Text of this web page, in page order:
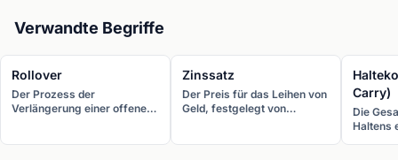
Verwandte Begriffe
Rollover
Der Prozess der
Verlängerung einer offenen
Zinssatz
Der Preis für das Leihen von
Geld, festgelegt von
Carry)
Die
Haltens